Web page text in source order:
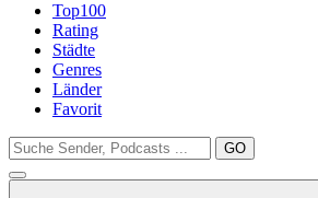
Top100
Rating
Städte
Genres
Länder
Favorit
GO